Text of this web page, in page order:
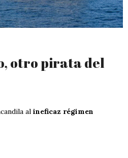
otro pirata del
al ineficaz régimen